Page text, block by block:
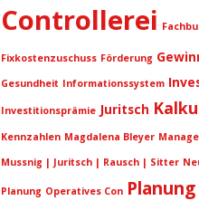
Controllerei
Fixkostenzuschuss Förderung
Gesundheit Informationssystem
Investitionsprämie Juritsch
Kennzahlen Magdalena Bleyer
Mussnig | Juritsch | Rausch | Sitter
Planung Operatives Con Planung